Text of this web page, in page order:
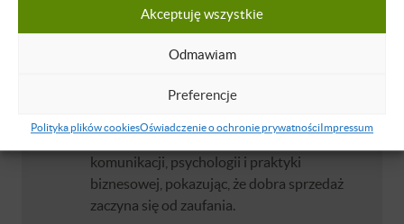
Akceptuję wszystkie
Odmawiam
Preferencje
Polityka plików cookiesOświadczenie o ochronie prywatnościImpressum
były windykator, praktyk sprzedaży i
negocjacji w trudnych sytuacjach. Autor e-
booka „Jak wyjść z długów i odzyskać
do porozumienia między dwiema stronami
komunikacji, psychologii i praktyki
biznesowej, pokazując, że dobra sprzedaż
zaczyna się od zaufania.